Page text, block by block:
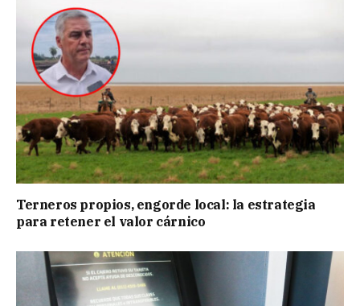
Terneros propios, engorde local: la estrategia
para retener el valor cárnico